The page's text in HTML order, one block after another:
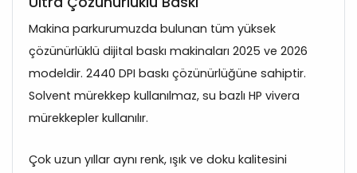
Makina parkurumuzda bulunan tüm yüksek
çözünürlüklü dijital baskı makinaları 2025 ve 2026
modeldir. 2440 DPI baskı çözünürlüğüne sahiptir.
Solvent mürekkep kullanılmaz, su bazlı HP vivera
mürekkepler kullanılır.
Çok uzun yıllar aynı renk, ışık ve doku kalitesini